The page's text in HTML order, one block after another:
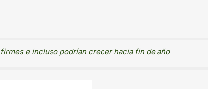
e incluso podrían crecer hacia fin de año